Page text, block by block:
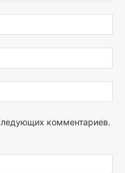
комментариев.